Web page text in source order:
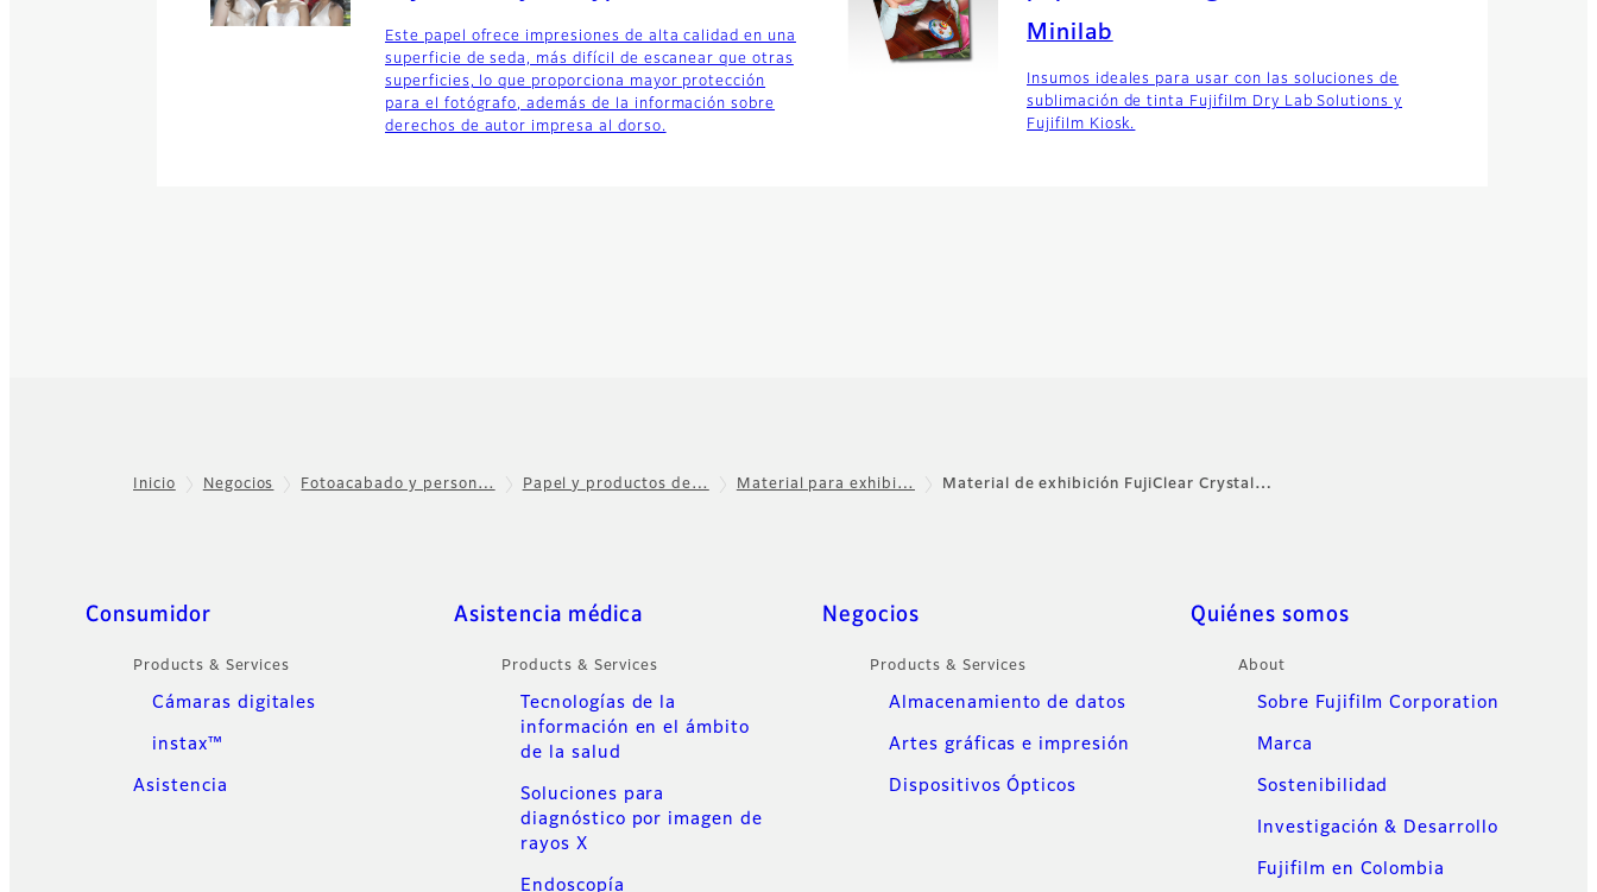
Este papel ofrece impresiones de alta calidad en una
superficie de seda, más difícil de escanear que otras
superficies, lo que proporciona mayor protección
para el fotógrafo, además de la información sobre
derechos de autor impresa al dorso.
Minilab
Insumos ideales para usar con las soluciones de
sublimación de tinta Fujifilm Dry Lab Solutions y
Fujifilm Kiosk.
Inicio Negocios Fotoacabado y person… Papel y productos de… Material para exhibi… Material de exhibición FujiClear Crystal…
Quick Links
Consumidor
Products & Services
Cámaras digitales
instax™
Asistencia
Asistencia médica
Products & Services
Tecnologías de la
información en el ámbito
de la salud
Soluciones para
diagnóstico por imagen de
rayos X
Endoscopía
Negocios
Products & Services
Almacenamiento de datos
Artes gráficas e impresión
Dispositivos Ópticos
Quiénes somos
About
Sobre Fujifilm Corporation
Marca
Sostenibilidad
Investigación & Desarrollo
Fujifilm en Colombia